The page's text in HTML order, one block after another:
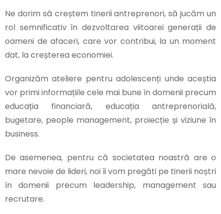
Ne dorim să creștem tinerii antreprenori, să jucăm un
rol semnificativ în dezvoltarea viitoarei generații de
oameni de afaceri, care vor contribui, la un moment
dat, la creșterea economiei.
Organizăm ateliere pentru adolescenți unde aceștia
vor primi informațiile cele mai bune în domenii precum
educația financiară, educația antreprenorială,
bugetare, people management, proiecție și viziune în
business.
De asemenea, pentru că societatea noastră are o
mare nevoie de lideri, noi îi vom pregăti pe tinerii noștri
în domenii precum leadership, management sau
recrutare.